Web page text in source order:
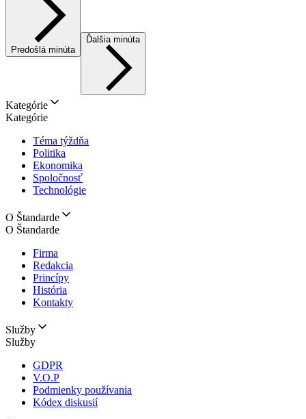
Predošlá minúta
Ďalšia minúta
Kategórie
Kategórie
Téma týždňa
Politika
Ekonomika
Spoločnosť
Technológie
O Štandarde
O Štandarde
Firma
Redakcia
Princípy
História
Kontakty
Služby
Služby
GDPR
V.O.P
Podmienky používania
Kódex diskusií